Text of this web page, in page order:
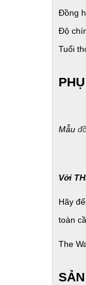
Đồng
Độ
Tuổi
Mẫu
Với
Hãy
toàn
The